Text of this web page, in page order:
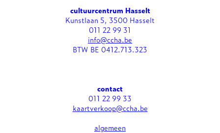
cultuurcentrum Hasselt
Kunstlaan 5, 3500 Hasselt
011 22 99 31
info@ccha.be
BTW BE 0412.713.323
contact
011 22 99 33
kaartverkoop@ccha.be
algemeen